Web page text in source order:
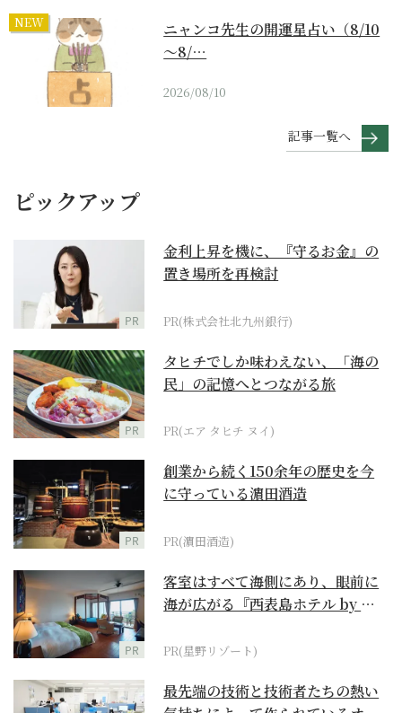
NEW
ニャンコ先生の開運星占い（8/10
～8/…
2026/08/10
記事一覧へ
ピックアップ
PR
金利上昇を機に、『守るお金』の
置き場所を再検討
PR(株式会社北九州銀行)
PR
タヒチでしか味わえない、「海の
民」の記憶へとつながる旅
PR(エア タヒチ ヌイ)
PR
創業から続く150余年の歴史を今
に守っている濵田酒造
PR(濵田酒造)
PR
客室はすべて海側にあり、眼前に
海が広がる『西表島ホテル by 星
PR(星野リゾート)
最先端の技術と技術者たちの熱い